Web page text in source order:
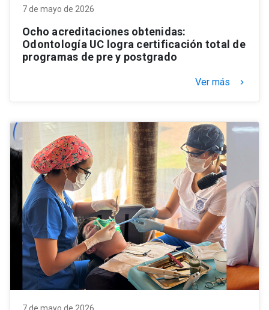
7 de mayo de 2026
Ocho acreditaciones obtenidas:
Odontología UC logra certificación total de
programas de pre y postgrado
Ver más keyboard_arrow_right